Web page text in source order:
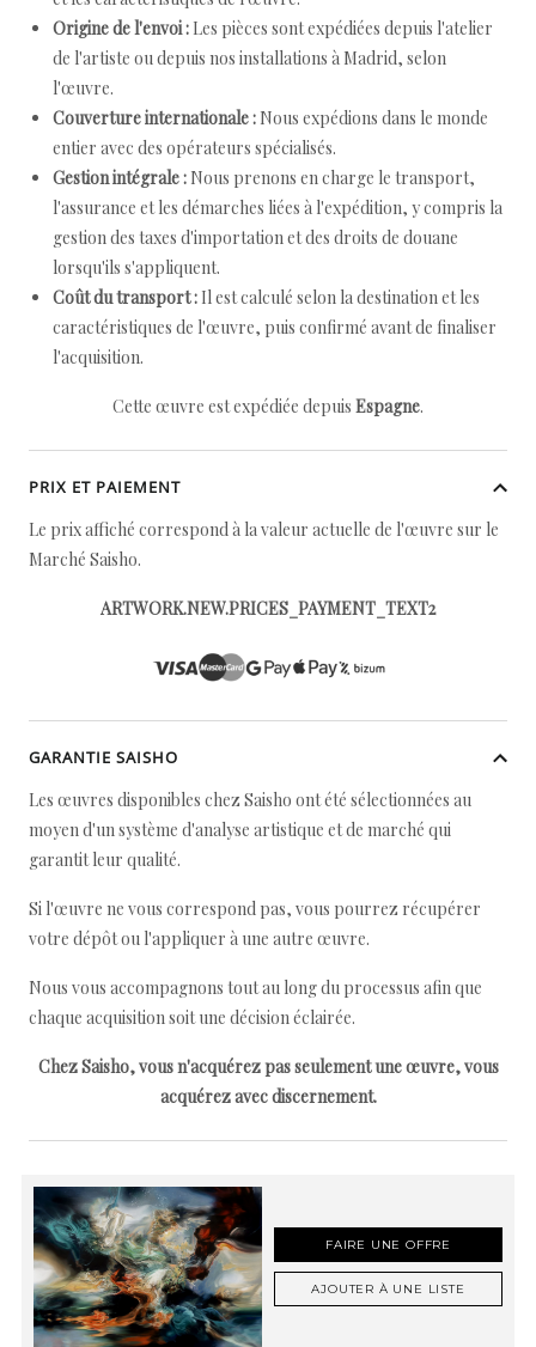
Origine de l'envoi : Les pièces sont expédiées depuis l'atelier
de l'artiste ou depuis nos installations à Madrid, selon
l'œuvre.
Couverture internationale : Nous expédions dans le monde
entier avec des opérateurs spécialisés.
Gestion intégrale : Nous prenons en charge le transport,
l'assurance et les démarches liées à l'expédition, y compris la
gestion des taxes d'importation et des droits de douane
lorsqu'ils s'appliquent.
Coût du transport : Il est calculé selon la destination et les
caractéristiques de l'œuvre, puis confirmé avant de finaliser
l'acquisition.
Cette œuvre est expédiée depuis Espagne.
PRIX ET PAIEMENT
Le prix affiché correspond à la valeur actuelle de l'œuvre sur le
Marché Saisho.
ARTWORK.NEW.PRICES_PAYMENT_TEXT2
GARANTIE SAISHO
Les œuvres disponibles chez Saisho ont été sélectionnées au
moyen d'un système d'analyse artistique et de marché qui
garantit leur qualité.
Si l'œuvre ne vous correspond pas, vous pourrez récupérer
votre dépôt ou l'appliquer à une autre œuvre.
Nous vous accompagnons tout au long du processus afin que
chaque acquisition soit une décision éclairée.
Chez Saisho, vous n'acquérez pas seulement une œuvre, vous
acquérez avec discernement.
FAIRE UNE OFFRE
AJOUTER À UNE LISTE